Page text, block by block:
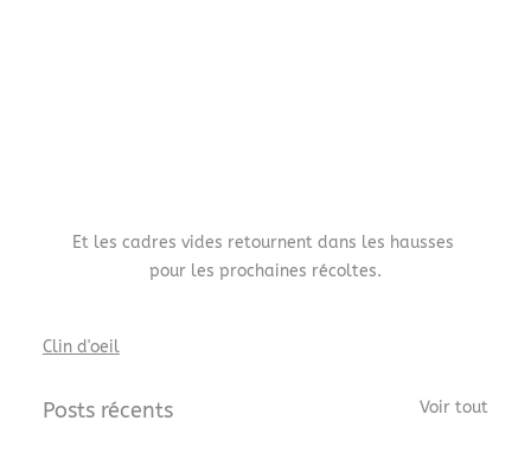
Et les cadres vides retournent dans les hausses
pour les prochaines récoltes.
Clin d'oeil
Posts récents Voir tout